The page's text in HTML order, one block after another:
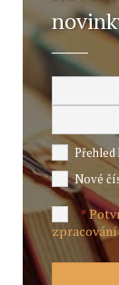
Přehled
Nové
*